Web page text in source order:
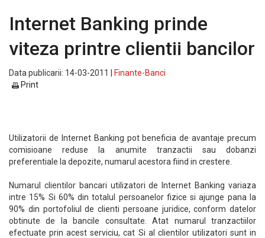
Internet Banking prinde
viteza printre clientii bancilor
Data publicarii: 14-03-2011 |
Finante-Banci
Print
Utilizatorii de Internet Banking pot beneficia de avantaje precum
comisioane reduse la anumite tranzactii sau dobanzi
preferentiale la depozite, numarul acestora fiind in crestere.
Numarul clientilor bancari utilizatori de Internet Banking variaza
intre 15% Si 60% din totalul persoanelor fizice si ajunge pana la
90% din portofoliul de clienti persoane juridice, conform datelor
obtinute de la bancile consultate. Atat numarul tranzactiilor
efectuate prin acest serviciu, cat Si al clientilor utilizatori sunt in